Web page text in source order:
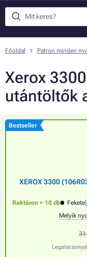
Főoldal Patron minden
Xerox
utántöltők
Bestseller
XEROX 3300
Raktáron > 10 db Fekete
Melyik